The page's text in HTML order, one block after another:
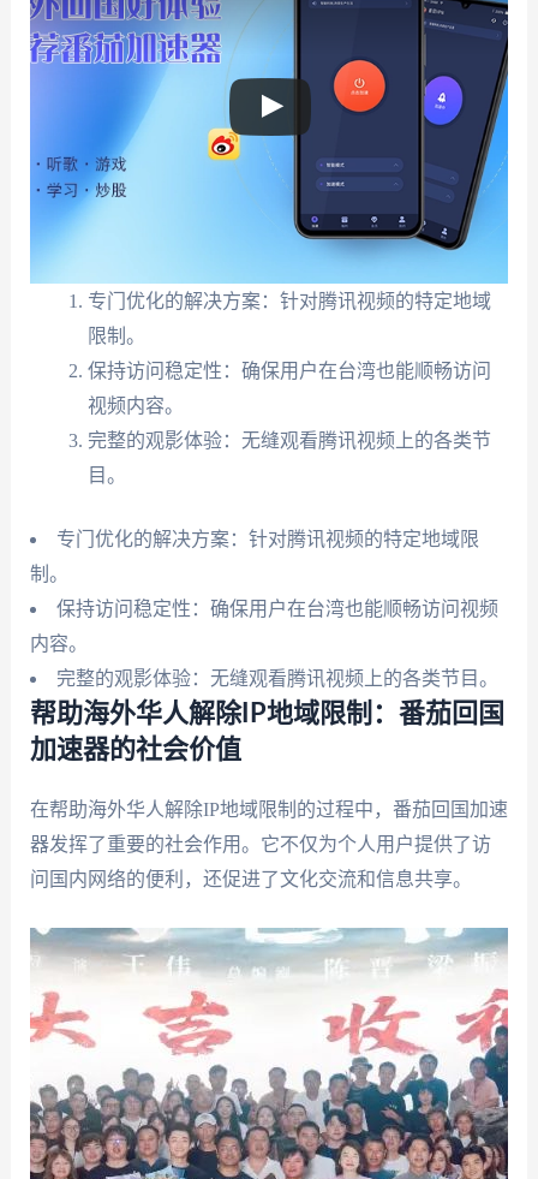
专门优化的解决方案：针对腾讯视频的特定地域
限制。
保持访问稳定性：确保用户在台湾也能顺畅访问
视频内容。
完整的观影体验：无缝观看腾讯视频上的各类节
目。
专门优化的解决方案：针对腾讯视频的特定地域限
制。
保持访问稳定性：确保用户在台湾也能顺畅访问视频
内容。
完整的观影体验：无缝观看腾讯视频上的各类节目。
帮助海外华人解除IP地域限制：番茄回国
加速器的社会价值
在帮助海外华人解除IP地域限制的过程中，番茄回国加速
器发挥了重要的社会作用。它不仅为个人用户提供了访
问国内网络的便利，还促进了文化交流和信息共享。